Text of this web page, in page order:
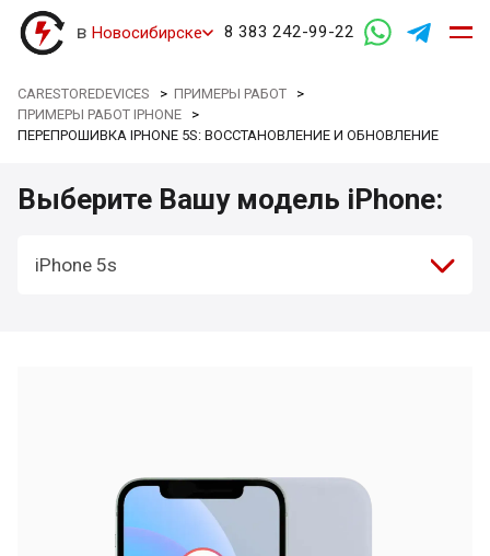
в Новосибирске 8 383 242-99-22
CARESTOREDEVICES >ПРИМЕРЫ РАБОТ >
ПРИМЕРЫ РАБОТ IPHONE >
ПЕРЕПРОШИВКА IPHONE 5S: ВОССТАНОВЛЕНИЕ И ОБНОВЛЕНИЕ
Выберите Вашу модель iPhone:
iPhone 5s